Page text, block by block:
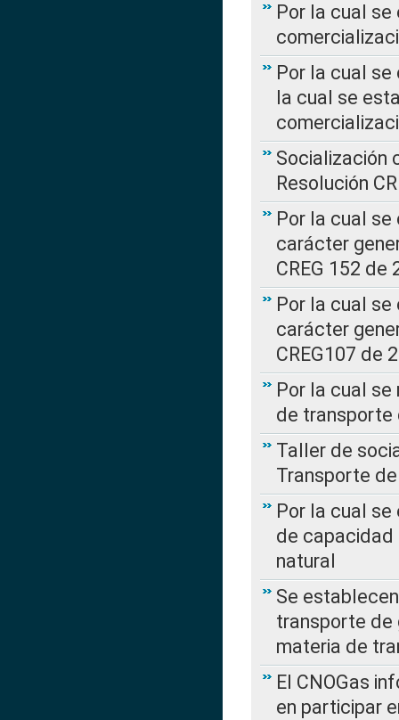
Por la cual
Por la cual se
la cual se
Socialización
Resolución
Por la cual
carácter
CREG 152 de
Por la cual
carácter
CREG107 de
Por la cual
de transporte
Taller de
Transporte
Por la cual
de capacidad
natural
Se
transporte de
materia de
El CNOGas
en participar